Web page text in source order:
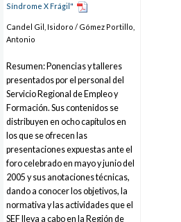
Síndrome X Frágil"
Candel Gil, Isidoro / Gómez Portillo,
Antonio
Resumen: Ponencias y talleres
presentados por el personal del
Servicio Regional de Empleo y
Formación. Sus contenidos se
distribuyen en ocho capítulos en
los que se ofrecen las
presentaciones expuestas ante el
foro celebrado en mayo y junio del
2005 y sus anotaciones técnicas,
dando a conocer los objetivos, la
normativa y las actividades que el
SEFlleva a cabo en la Región de